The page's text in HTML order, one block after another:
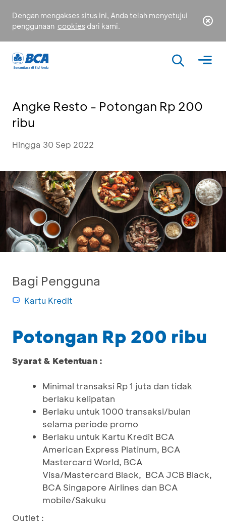
Dengan mengakses situs ini, Anda telah menyetujui
penggunaan cookies dari kami.
Angke Resto - Potongan Rp 200
ribu
Hingga 30 Sep 2022
Bagi Pengguna
Kartu Kredit
Potongan Rp 200 ribu
Syarat & Ketentuan :
Minimal transaksi Rp 1 juta dan tidak
berlaku kelipatan
Berlaku untuk 1000 transaksi/bulan
selama periode promo
Berlaku untuk Kartu Kredit BCA
American Express Platinum, BCA
Mastercard World, BCA
Visa/Mastercard Black, BCA JCB Black,
BCA Singapore Airlines dan BCA
mobile/Sakuku
Outlet :